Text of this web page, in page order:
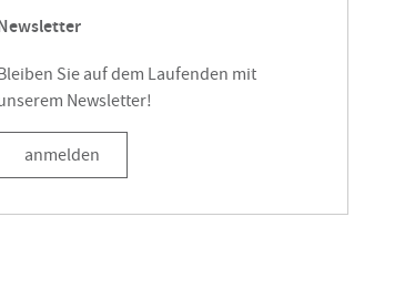
Sie auf dem Laufenden mit
Newsletter!
anmelden